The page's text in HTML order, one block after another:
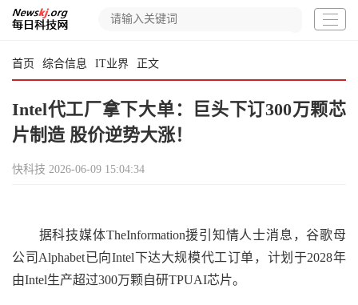
首页 综合信息 IT业界 正文
Intel代工厂拿下大单：巨头下订300万颗芯
片制造 股价逆势大涨！
快科技 2026-06-09 15:04:34
据科技媒体TheInformation援引知情人士消息，谷歌母
公司Alphabet已向Intel下达大规模代工订单，计划于2028年
由Intel生产超过300万颗自研TPUAI芯片。